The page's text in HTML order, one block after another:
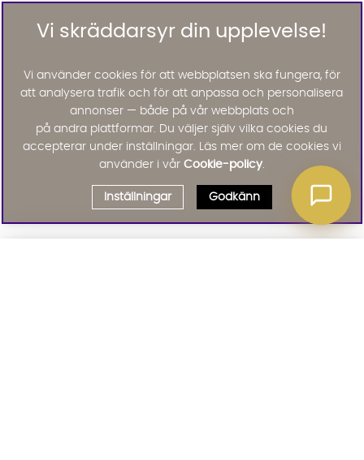
Vi skräddarsyr din upplevelse!
Vi använder cookies för att webbplatsen ska fungera, för
att analysera trafik och för att anpassa och personalisera
annonser — både på vår webbplats och
på andra plattformar. Du väljer själv vilka cookies du
accepterar under inställningar. Läs mer om de cookies vi
använder i vår Cookie-policy.
Inställningar Godkänn